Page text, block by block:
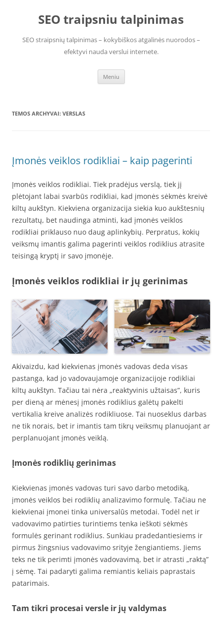
SEO traipsniu talpinimas
SEO straipsnių talpinimas – kokybiškos atgalinės nuorodos –
efektyvi nauda verslui internete.
Meniu
TEMOS ARCHYVAI: VERSLAS
Įmonės veiklos rodikliai – kaip pagerinti
Įmonės veiklos rodikliai. Tiek pradėjus verslą, tiek jį
plėtojant labai svarbūs rodikliai, kad įmonės sėkmės kreivė
kiltų aukštyn. Kiekviena organizacija siekia kuo aukštesnių
rezultatų, bet naudinga atminti, kad įmonės veiklos
rodikliai priklauso nuo daug aplinkybių. Perpratus, kokių
veiksmų imantis galima pagerinti veiklos rodiklius atrasite
teisingą kryptį ir savo įmonėje.
Įmonės veiklos rodikliai ir jų gerinimas
Akivaizdu, kad kiekvienas įmonės vadovas deda visas
pastanga, kad jo vadovaujamoje organizacijoje rodikliai
kiltų aukštyn. Tačiau tai nėra „reaktyvinis užtaisas”, kuris
per dieną ar mėnesį įmonės rodiklius galėtų pakelti
vertikalia kreive analizės rodikliuose. Tai nuoseklus darbas
ne tik norais, bet ir imantis tam tikrų veiksmų planuojant ar
perplanuojant įmonės veiklą.
Įmonės rodiklių gerinimas
Kiekvienas įmonės vadovas turi savo darbo metodiką,
įmonės veiklos bei rodiklių analizavimo formulę. Tačiau ne
kiekvienai įmonei tinka universalūs metodai. Todėl net ir
vadovavimo patirties turintiems tenka ieškoti sėkmės
formulės gerinant rodiklius. Sunkiau pradedantiesiems ir
pirmus žingsnius vadovavimo srityje žengiantiems. Jiems
teks ne tik perimti įmonės vadovavimą, bet ir atrasti „raktą”
į sėmę. Tai padaryti galima remiantis keliais paprastais
patarimais.
Tam tikri procesai versle ir jų valdymas